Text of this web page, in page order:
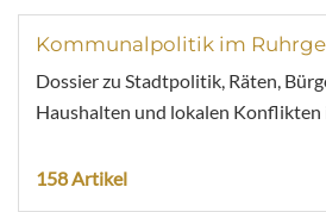
Kommunalpolitik im
Dossier zu Stadtpolitik, Räten,
Haushalten und lokalen Konflikten
158 Artikel